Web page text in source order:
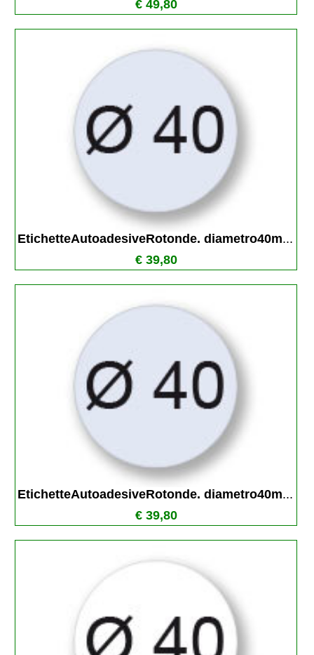
€ 49,80
EtichetteAutoadesiveRotonde. diametro40m...
€ 39,80
EtichetteAutoadesiveRotonde. diametro40m...
€ 39,80